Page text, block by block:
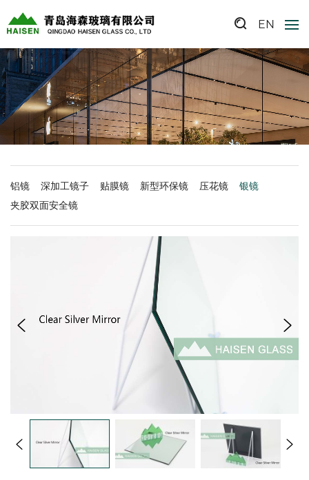
EN
铝镜 深加工镜子 贴膜镜 新型环保镜 压花镜
银镜
夹胶双面安全镜